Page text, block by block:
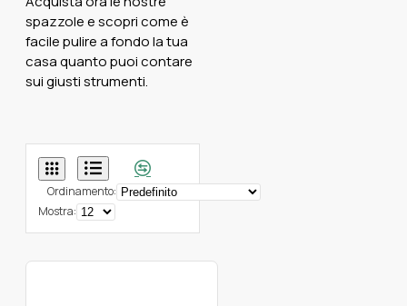
spazzole e scopri come è
facile pulire a fondo la tua
casa quanto puoi contare
sui giusti strumenti.
Ordinamento:
Mostra: